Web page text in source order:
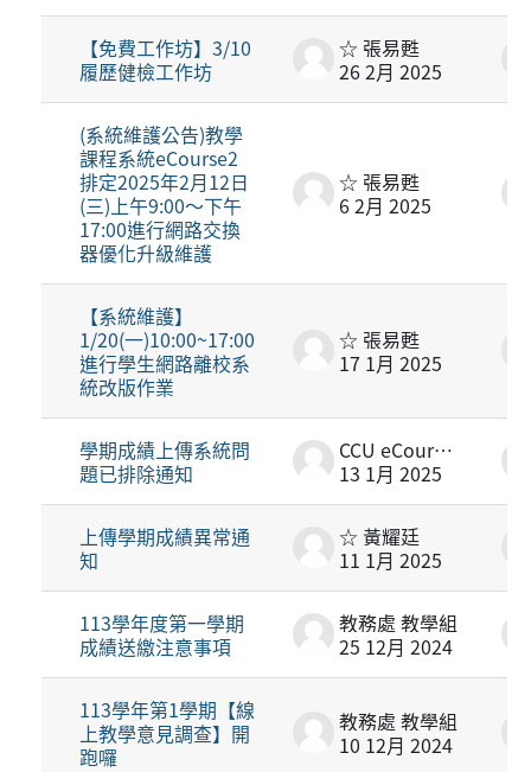
【免費工作坊】3/10
履歷健檢工作坊
☆ 張易甦
26 2月 2025
(系統維護公告)教學
課程系統eCourse2
排定2025年2月12日
(三)上午9:00～下午
17:00進行網路交換
器優化升級維護
☆ 張易甦
6 2月 2025
【系統維護】
1/20(一)10:00~17:00
進行學生網路離校系
統改版作業
☆ 張易甦
17 1月 2025
學期成績上傳系統問
題已排除通知
CCU eCourse2
13 1月 2025
上傳學期成績異常通
知
☆ 黃耀廷
11 1月 2025
113學年度第一學期
成績送繳注意事項
教務處 教學組
25 12月 2024
113學年第1學期【線
上教學意見調查】開
跑囉
教務處 教學組
10 12月 2024